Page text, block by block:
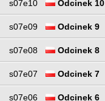
s07e10 Odcinek 10
s07e09 Odcinek 9
s07e08 Odcinek 8
s07e07 Odcinek 7
s07e06 Odcinek 6